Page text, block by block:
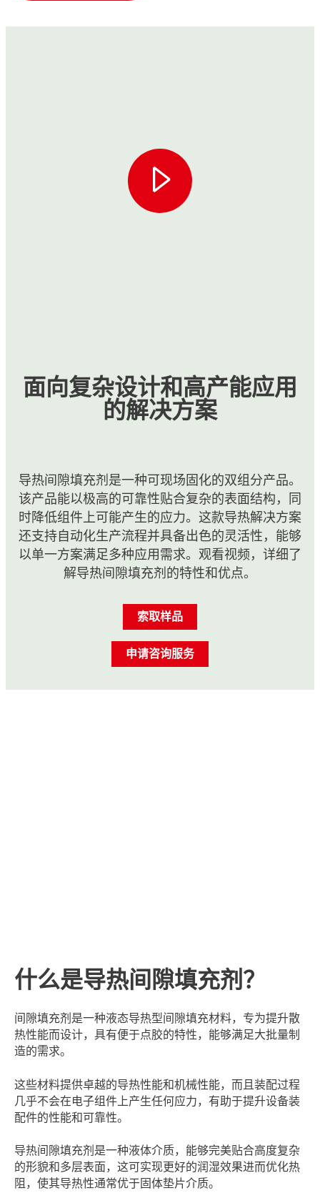
面向复杂设计和高产能应用
的解决方案
导热间隙填充剂是一种可现场固化的双组分产品。
该产品能以极高的可靠性贴合复杂的表面结构，同
时降低组件上可能产生的应力。这款导热解决方案
还支持自动化生产流程并具备出色的灵活性，能够
以单一方案满足多种应用需求。观看视频，详细了
解导热间隙填充剂的特性和优点。
申请咨询服务
索取样品
什么是导热间隙填充剂？
间隙填充剂是一种液态导热型间隙填充材料，专为提升散
热性能而设计，具有便于点胶的特性，能够满足大批量制
造的需求。
这些材料提供卓越的导热性能和机械性能，而且装配过程
几乎不会在电子组件上产生任何应力，有助于提升设备装
配件的性能和可靠性。
导热间隙填充剂是一种液体介质，能够完美贴合高度复杂
的形貌和多层表面，这可实现更好的润湿效果进而优化热
阻，使其导热性通常优于固体垫片介质。